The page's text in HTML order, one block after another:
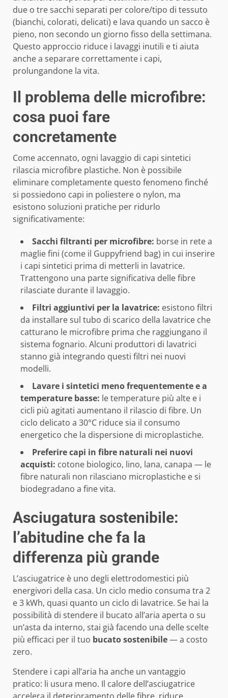
due o tre sacchi separati per colore/tipo di tessuto
(bianchi, colorati, delicati) e lava quando un sacco è
pieno, non secondo un giorno fisso della settimana.
Questo approccio riduce i lavaggi inutili e ti aiuta
anche a separare correttamente i capi,
prolungandone la vita.
Il problema delle microfibre:
cosa puoi fare
concretamente
Come accennato, ogni lavaggio di capi sintetici
rilascia microfibre plastiche. Non è possibile
eliminare completamente questo fenomeno finché
si possiedono capi in poliestere o nylon, ma
esistono soluzioni pratiche per ridurlo
significativamente:
Sacchi filtranti per microfibre: borse in rete a
maglie fini (come il Guppyfriend bag) in cui inserire
i capi sintetici prima di metterli in lavatrice.
Trattengono una parte significativa delle fibre
rilasciate durante il lavaggio.
Filtri aggiuntivi per la lavatrice: esistono filtri
da installare sul tubo di scarico della lavatrice che
catturano le microfibre prima che raggiungano il
sistema fognario. Alcuni produttori di lavatrici
stanno già integrando questi filtri nei nuovi
modelli.
Lavare i sintetici meno frequentemente e a
temperature basse: le temperature più alte e i
cicli più agitati aumentano il rilascio di fibre. Un
ciclo delicato a 30°C riduce sia il consumo
energetico che la dispersione di microplastiche.
Preferire capi in fibre naturali nei nuovi
acquisti: cotone biologico, lino, lana, canapa — le
fibre naturali non rilasciano microplastiche e si
biodegradano a fine vita.
Asciugatura sostenibile:
l’abitudine che fa la
differenza più grande
L’asciugatrice è uno degli elettrodomestici più
energivori della casa. Un ciclo medio consuma tra 2
e 3 kWh, quasi quanto un ciclo di lavatrice. Se hai la
possibilità di stendere il bucato all’aria aperta o su
un’asta da interno, stai già facendo una delle scelte
più efficaci per il tuo bucato sostenibile— a costo
zero.
Stendere i capi all’aria ha anche un vantaggio
pratico: li usura meno. Il calore dell’asciugatrice